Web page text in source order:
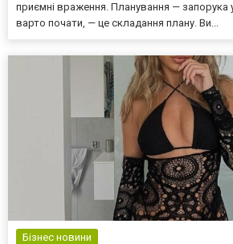
приємні враження. Планування — запорука
варто почати, — це складання плану. Ви...
Бізнес новини